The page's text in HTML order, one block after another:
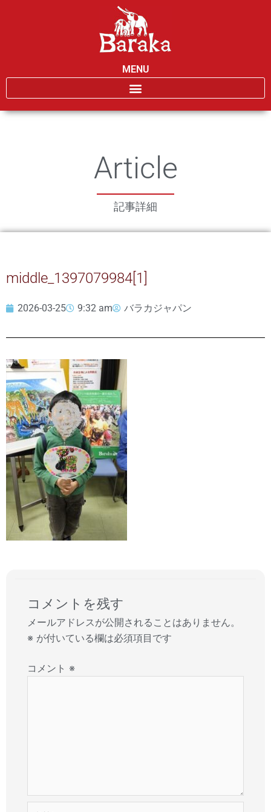
MENU
Article
記事詳細
middle_1397079984[1]
2026-03-25 9:32 am バラカジャパン
コメントを残す
メールアドレスが公開されることはありません。
※ が付いている欄は必須項目です
コメント ※